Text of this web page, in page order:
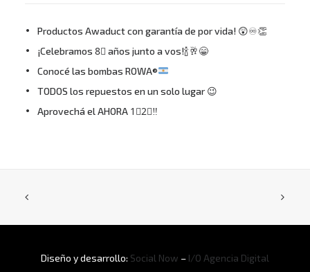
Productos Awaduct con garantía de por vida! 😲♾👏
¡Celebramos 8⃣ años junto a vos!🍾🥂😁
Conocé las bombas ROWA®
TODOS los repuestos en un solo lugar 😉
Aprovechá el AHORA 1⃣2⃣‼
Diseño y desarrollo: Social Now – I/O Agencia Digital